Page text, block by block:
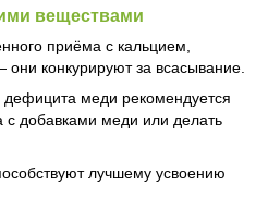
веществами
приёма с кальцием,
конкурируют за всасывание.
меди рекомендуется
с добавками меди или делать
лучшему усвоению